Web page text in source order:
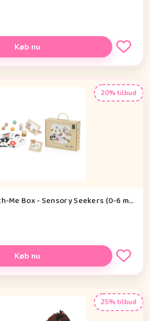
Køb nu
20% tilbud
Kid'oh Grow-With-Me Box - Sensory Seekers (0-6 mdr.)
Køb nu
25% tilbud